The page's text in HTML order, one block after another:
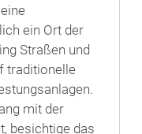
ein Ort der
Straßen und
traditionelle
mit der
besichtige das